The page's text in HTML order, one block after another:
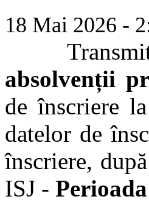
18 Mai 2026 -
absolvenții
de înscriere
datelor de
înscriere,
ISJ -